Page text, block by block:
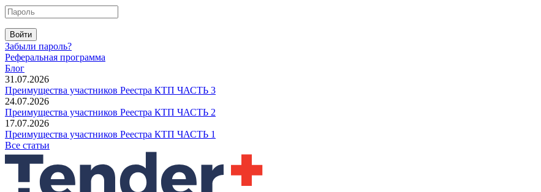
Войти
Забыли пароль?
Реферальная программа
Блог
31.07.2026
Преимущества участников Реестра КТП ЧАСТЬ 3
24.07.2026
Преимущества участников Реестра КТП ЧАСТЬ 2
17.07.2026
Преимущества участников Реестра КТП ЧАСТЬ 1
Все статьи